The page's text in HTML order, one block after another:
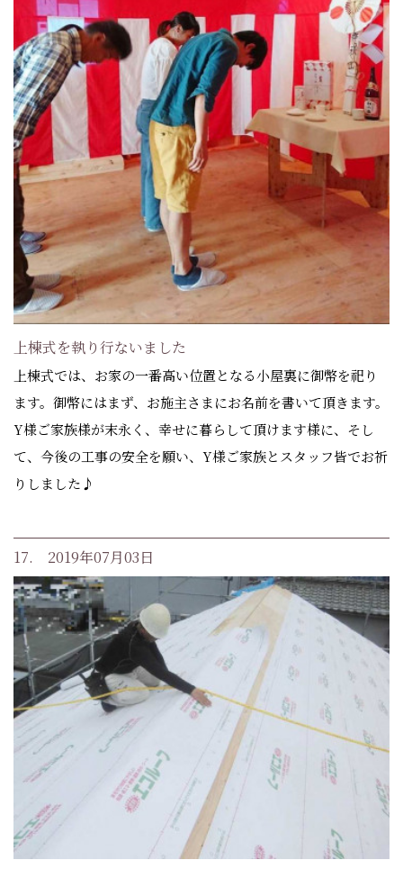
上棟式を執り行ないました
上棟式では、お家の一番高い位置となる小屋裏に御幣を祀り
ます。御幣にはまず、お施主さまにお名前を書いて頂きます。
Y様ご家族様が末永く、幸せに暮らして頂けます様に、そし
て、今後の工事の安全を願い、Y様ご家族とスタッフ皆でお祈
りしました♪
17. 2019年07月03日